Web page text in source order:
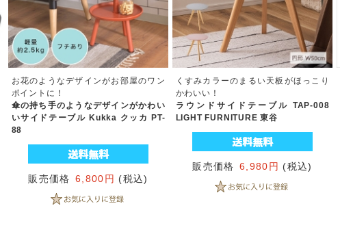
お花のようなデザインがお部屋のワン
ポイントに！
傘の持ち手のようなデザインがかわい
いサイドテーブル Kukka クッカ PT-
88
販売価格 6,800円 (税込)
くすみカラーのまるい天板がほっこり
かわいい！
ラウンドサイドテーブル TAP-008
LIGHT FURNITURE 東谷
販売価格 6,980円 (税込)